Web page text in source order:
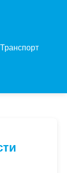
Транспорт